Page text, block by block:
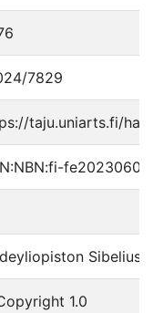
7829
taju.uniarts.fi/
Sibelius-
1.0